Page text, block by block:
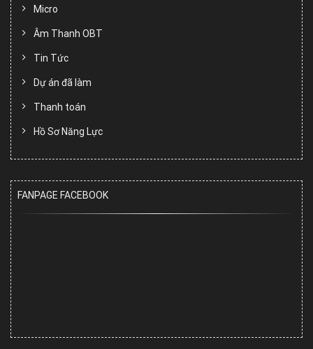
Micro
Âm Thanh OBT
Tin Tức
Dự án đã làm
Thanh toán
Hồ Sơ Năng Lực
FANPAGE FACEBOOK